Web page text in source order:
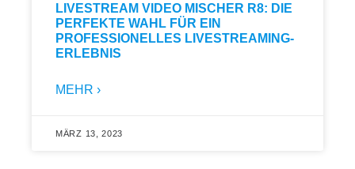
LIVESTREAM VIDEO MISCHER R8: DIE
PERFEKTE WAHL FÜR EIN
PROFESSIONELLES LIVESTREAMING-
ERLEBNIS
MEHR ›
MÄRZ 13, 2023